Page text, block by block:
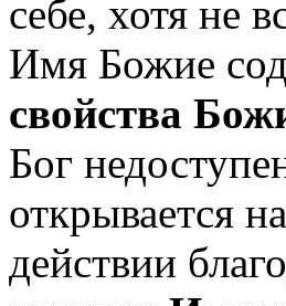
себе, хотя не
Имя Божие
свойства
Бог
открывается
действии